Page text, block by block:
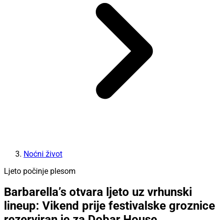
Noćni život
Ljeto počinje plesom
Barbarella’s otvara ljeto uz vrhunski
lineup: Vikend prije festivalske groznice